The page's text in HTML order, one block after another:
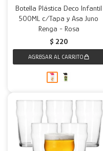
Botella Plástica Deco Infantil
500ML c/Tapa y Asa Juno
Renga - Rosa
$ 220